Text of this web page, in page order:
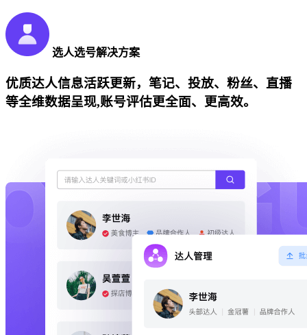
选人选号解决方案
优质达人信息活跃更新，笔记、投放、粉丝、直播
等全维数据呈现,账号评估更全面、更高效。